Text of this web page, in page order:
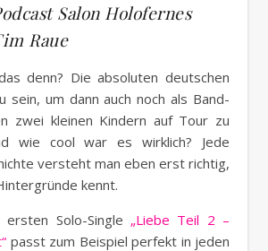
Salon Holofernes
Raue
denn? Die absoluten deutschen
sein, um dann auch noch als Band-
zwei kleinen Kindern auf Tour zu
wie cool war es wirklich? Jede
versteht man eben erst richtig,
kennt.
Solo-Single „Liebe Teil 2 –
passt zum Beispiel perfekt in jeden